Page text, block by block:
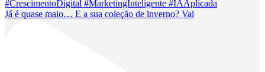
Já é quase maio… E a sua coleção de inverno? Vai